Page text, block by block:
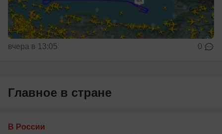
вчера в 13:05 0
Главное в стране
В России